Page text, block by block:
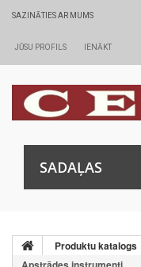
SAZINĀTIES AR MUMS
IENĀKT
JŪSU PROFILS
SADAĻAS
Produktu katalogs